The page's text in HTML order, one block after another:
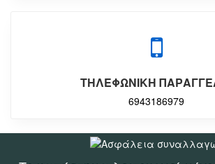
ΤΗΛΕΦΩΝΙΚΗ
6943186979